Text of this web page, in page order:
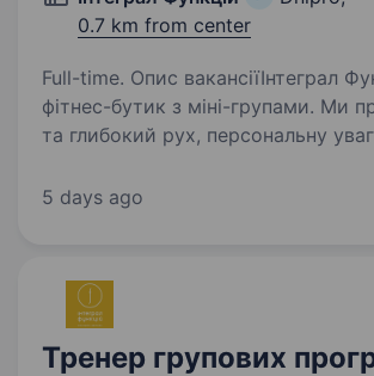
0.7 km from center
Full-time. Опис вакансіїІнтеграл Функцій —
фітнес-бутик з міні-групами. Ми
та глибокий рух, персональну
міста. Власний застосунок та
5 days ago
Тренер групових